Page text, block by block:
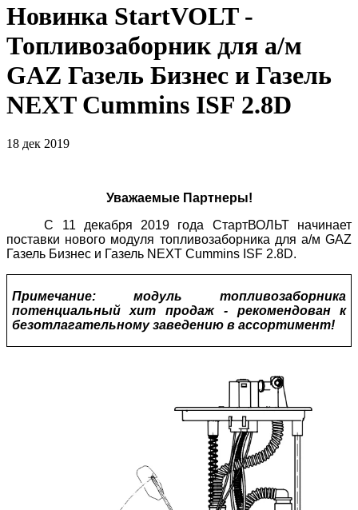
Новинка StartVOLT -
Топливозаборник для а/м
GAZ Газель Бизнес и Газель
NEXT Cummins ISF 2.8D
18 дек 2019
Уважаемые Партнеры!
С 11 декабря 2019 года СтартВОЛЬТ начинает
поставки нового модуля топливозаборника для а/м GAZ
Газель Бизнес и Газель NEXT Cummins ISF 2.8D.
Примечание: модуль топливозаборника
потенциальный хит продаж - рекомендован к
безотлагательному заведению в ассортимент!